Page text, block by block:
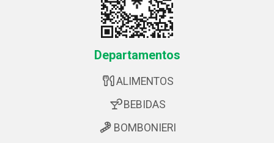
Departamentos
ALIMENTOS
BEBIDAS
BOMBONIERI